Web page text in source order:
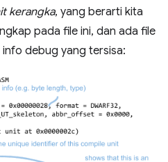
kerangka, yang berarti kita
pada file ini, dan ada file
debug yang tersisa: